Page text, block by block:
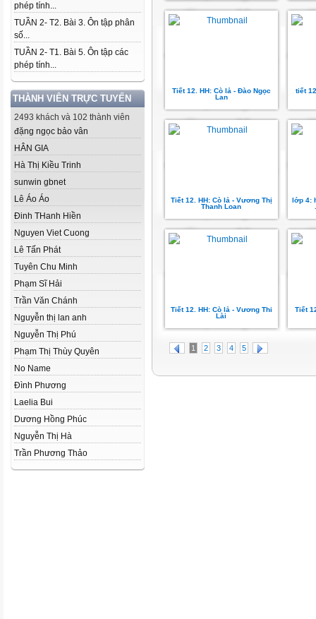
phép tính...
TUẦN 2- T2. Bài 3. Ôn tập phân
số...
TUẦN 2- T1. Bài 5. Ôn tập các
phép tính...
THÀNH VIÊN TRỰC TUYẾN
2493 khách và 102 thành viên
đặng ngọc bảo vân
HÂN GIA
Hà Thị Kiều Trinh
sunwin gbnet
Lê Áo Áo
Đinh THanh Hiền
Nguyen Viet Cuong
Lê Tấn Phát
Tuyên Chu Minh
Phạm Sĩ Hải
Trần Văn Chánh
Nguyễn thị lan anh
Nguyễn Thị Phú
Phạm Thị Thùy Quyên
No Name
Đình Phương
Laelia Bui
Dương Hồng Phúc
Nguyễn Thị Hà
Trần Phương Thảo
Tiết 12. HH: Cò lả - Đào Ngọc
Lan
tiết
Tiết 12. HH: Cò lả - Vương Thị
Thanh Loan
lớp 4:
Tiết 12. HH: Cò lả - Vương Thi
Lài
Tiết
1 2 3 4 5